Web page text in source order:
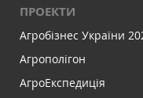
ПРОЕКТИ
Агробізнес України
Агрополігон
АгроЕкспедиція